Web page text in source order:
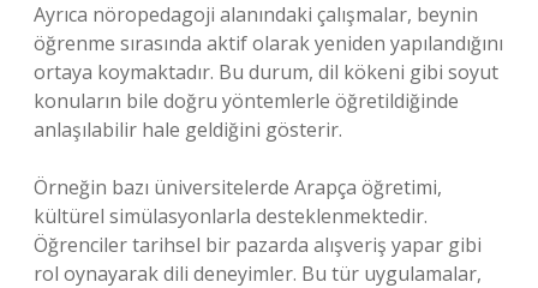
Ayrıca nöropedagoji alanındaki çalışmalar, beynin
öğrenme sırasında aktif olarak yeniden yapılandığını
ortaya koymaktadır. Bu durum, dil kökeni gibi soyut
konuların bile doğru yöntemlerle öğretildiğinde
anlaşılabilir hale geldiğini gösterir.
Örneğin bazı üniversitelerde Arapça öğretimi,
kültürel simülasyonlarla desteklenmektedir.
Öğrenciler tarihsel bir pazarda alışveriş yapar gibi
rol oynayarak dili deneyimler. Bu tür uygulamalar,